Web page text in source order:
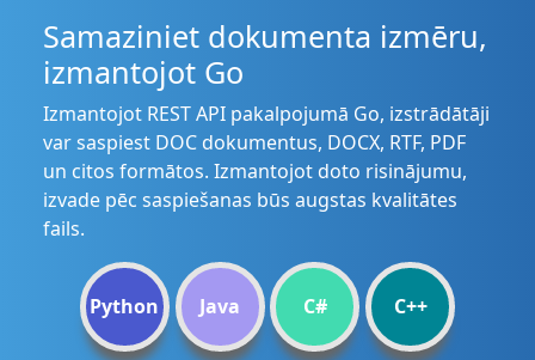
Samaziniet dokumenta izmēru,
izmantojot Go
Izmantojot REST API pakalpojumā Go, izstrādātāji
var saspiest DOC dokumentus, DOCX, RTF, PDF
un citos formātos. Izmantojot doto risinājumu,
izvade pēc saspiešanas būs augstas kvalitātes
fails.
Python Java C# C++